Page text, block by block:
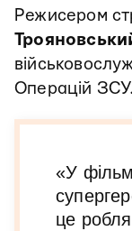
Режисером
Операцій
«У
це